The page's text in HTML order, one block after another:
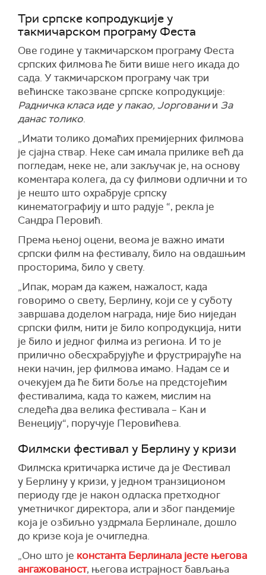
Три српске копродукције у
такмичарском програму Феста
Ове године у такмичарском програму Феста
српских филмова ће бити више него икада до
сада. У такмичарском програму чак три
већинске такозване српске копродукције:
Радничка класа иде у пакао, Јорговании За
данас толико.
„Имати толико домаћих премијерних филмова
је сјајна ствар. Неке сам имала прилике већ да
погледам, неке не, али закључак је, на основу
коментара колега, да су филмови одлични и то
је нешто што охрабрује српску
кинематографију и што радује “, рекла је
Сандра Перовић.
Према њеној оцени, веома је важно имати
српски филм на фестивалу, било на овдашњим
просторима, било у свету.
„Ипак, морам да кажем, нажалост, када
говоримо о свету, Берлину, који се у суботу
завршава доделом награда, није био ниједан
српски филм, нити је било копродукција, нити
је било и једног филма из региона. И то је
прилично обесхрабрујуће и фрустрирајуће на
неки начин, јер филмова имамо. Надам се и
очекујем да ће бити боље на предстојећим
фестивалима, када то кажем, мислим на
следећа два велика фестивала – Кан и
Венецију“, поручује Перовићева.
Филмски фестивал у Берлину у кризи
Филмска критичарка истиче да је Фестивал
у Берлину у кризи, у једном транзиционом
периоду где је након одласка претходног
уметничког директора, али и због пандемије
која је озбиљно уздрмала Берлинале, дошло
до кризе која је очигледна.
„Оно што је константа Берлинала јесте његова
ангажованост, његова истрајност бављања